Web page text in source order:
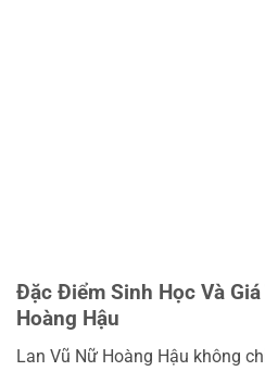
Đặc Điểm Sinh Học Và
Hoàng Hậu
Lan Vũ Nữ Hoàng Hậu không